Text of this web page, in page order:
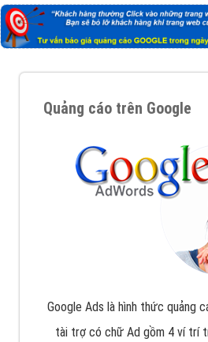
Quảng cáo trên Google
Google Ads là hình thức quảng
tài trợ có chữ Ad gồm 4 ví trí